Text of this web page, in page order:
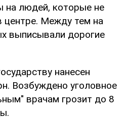
на людей, которые не
центре. Между тем на
выписывали дорогие
нанесен
Возбуждено уголовное
врачам грозит до 8